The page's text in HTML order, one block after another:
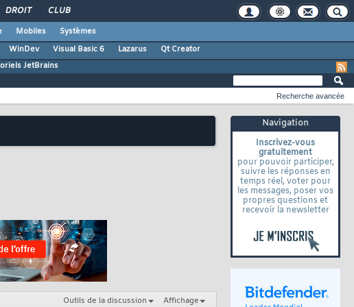
DROIT CLUB
Mobiles
Systèmes
WinDev Visual Basic 6 Lazarus
Qt Creator
JetBrains
Navigation
Inscrivez-vous
gratuitement
pour pouvoir participer,
suivre les réponses en
temps réel, voter pour
les messages, poser vos
propres questions et
recevoir la newsletter
Recherche avancée
Outils de la discussion Affichage